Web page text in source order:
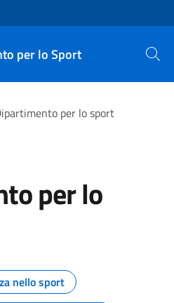
per lo Sport Cerca
per lo sport
per lo
della pagina
nello sport